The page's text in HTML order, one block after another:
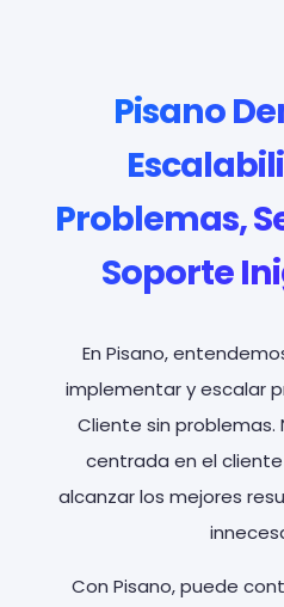
Pisano
Problemas,
Soporte
En Pisano,
implementar y escalar
Cliente sin
centrada en el
alcanzar los mejores
Con Pisano, puede